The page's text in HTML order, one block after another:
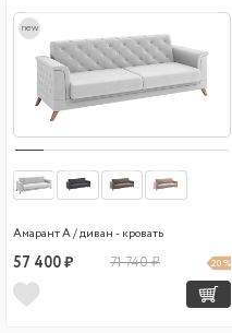
new
Амарант А / диван - кровать
57 400 ₽ 71 740 ₽ 20 %